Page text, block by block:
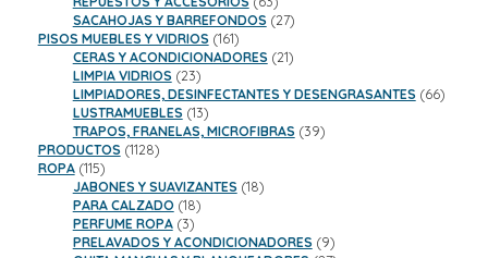
productos
SACAHOJAS Y BARREFONDOS 2727
PISOS MUEBLES Y VIDRIOS 161161
productos
CERAS Y ACONDICIONADORES 2121
LIMPIA VIDRIOS 2323
productos
LIMPIADORES, DESINFECTANTES Y DESENGRASANTES 6666
LUSTRAMUEBLES 1313
productos
TRAPOS, FRANELAS, MICROFIBRAS 3939
PRODUCTOS 11281128
ROPA 115115
productos
JABONES Y SUAVIZANTES 1818
PARA CALZADO 1818
PERFUME ROPA 33
productos
PRELAVADOS Y ACONDICIONADORES 99